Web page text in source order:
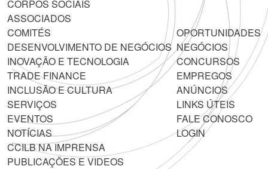
CORPOS SOCIAIS
ASSOCIADOS
COMITÉS
DESENVOLVIMENTO DE NEGÓCIOS
INOVAÇÃO E TECNOLOGIA
TRADE FINANCE
INCLUSÃO E CULTURA
SERVIÇOS
EVENTOS
NOTÍCIAS
CCILB NA IMPRENSA
PUBLICAÇÕES E VIDEOS
OPORTUNIDADES
NEGÓCIOS
CONCURSOS
EMPREGOS
ANÚNCIOS
LINKS ÚTEIS
FALE CONOSCO
LOGIN